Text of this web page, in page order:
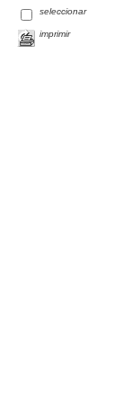
seleccionar
imprimir